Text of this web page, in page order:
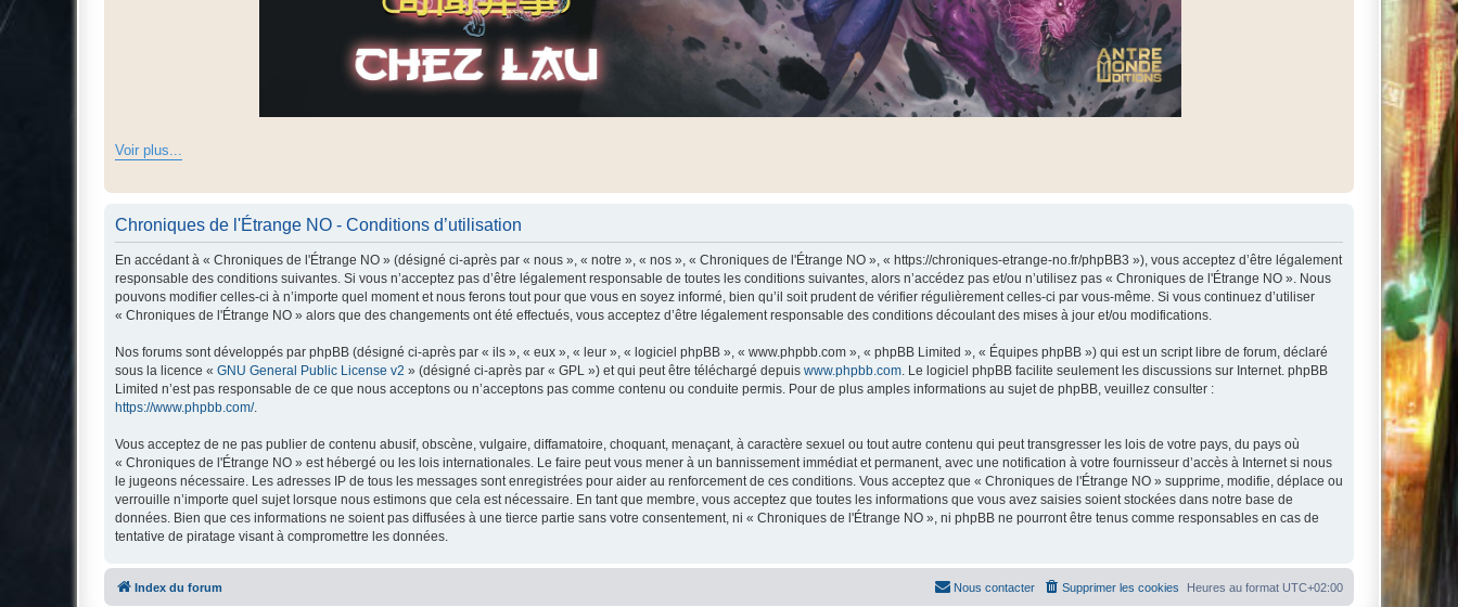
Voir plus...
Chroniques de l'Étrange NO - Conditions d’utilisation
En accédant à « Chroniques de l'Étrange NO » (désigné ci-après par « nous », « notre », « nos », « Chroniques de l'Étrange NO », « https://chroniques-etrange-no.fr/phpBB3 »), vous acceptez d’être légalement
responsable des conditions suivantes. Si vous n’acceptez pas d’être légalement responsable de toutes les conditions suivantes, alors n’accédez pas et/ou n’utilisez pas « Chroniques de l'Étrange NO ». Nous
pouvons modifier celles-ci à n’importe quel moment et nous ferons tout pour que vous en soyez informé, bien qu’il soit prudent de vérifier régulièrement celles-ci par vous-même. Si vous continuez d’utiliser
« Chroniques de l'Étrange NO » alors que des changements ont été effectués, vous acceptez d’être légalement responsable des conditions découlant des mises à jour et/ou modifications.
Nos forums sont développés par phpBB (désigné ci-après par « ils », « eux », « leur », « logiciel phpBB », « www.phpbb.com », « phpBB Limited », « Équipes phpBB ») qui est un script libre de forum, déclaré
sous la licence « GNU General Public License v2 » (désigné ci-après par « GPL ») et qui peut être téléchargé depuis www.phpbb.com . Le logiciel phpBB facilite seulement les discussions sur Internet. phpBB
Limited n’est pas responsable de ce que nous acceptons ou n’acceptons pas comme contenu ou conduite permis. Pour de plus amples informations au sujet de phpBB, veuillez consulter :
https://www.phpbb.com/.
Vous acceptez de ne pas publier de contenu abusif, obscène, vulgaire, diffamatoire, choquant, menaçant, à caractère sexuel ou tout autre contenu qui peut transgresser les lois de votre pays, du pays où
« Chroniques de l'Étrange NO » est hébergé ou les lois internationales. Le faire peut vous mener à un bannissement immédiat et permanent, avec une notification à votre fournisseur d’accès à Internet si nous
le jugeons nécessaire. Les adresses IP de tous les messages sont enregistrées pour aider au renforcement de ces conditions. Vous acceptez que « Chroniques de l'Étrange NO » supprime, modifie, déplace ou
verrouille n’importe quel sujet lorsque nous estimons que cela est nécessaire. En tant que membre, vous acceptez que toutes les informations que vous avez saisies soient stockées dans notre base de
données. Bien que ces informations ne soient pas diffusées à une tierce partie sans votre consentement, ni « Chroniques de l'Étrange NO », ni phpBB ne pourront être tenus comme responsables en cas de
tentative de piratage visant à compromettre les données.
Index du forum Heures au format UTC+02:00
Supprimer les cookies
Nous contacter